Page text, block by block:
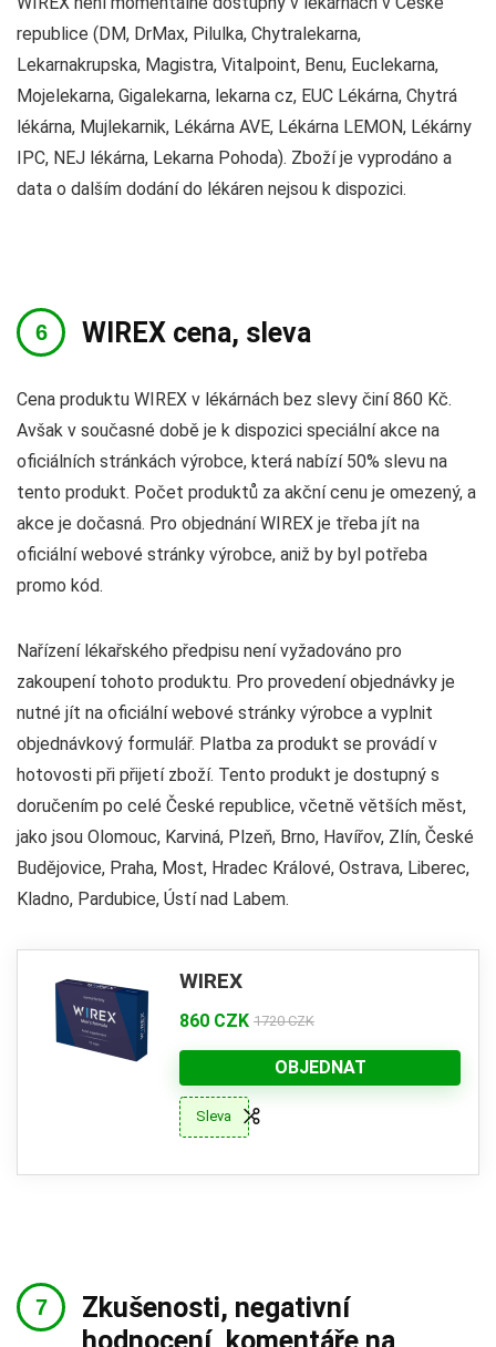
republice (DM, DrMax, Pilulka, Chytralekarna,
Lekarnakrupska, Magistra, Vitalpoint, Benu, Euclekarna,
Mojelekarna, Gigalekarna, lekarna cz, EUC Lékárna, Chytrá
lékárna, Mujlekarnik, Lékárna AVE, Lékárna LEMON, Lékárny
IPC, NEJ lékárna, Lekarna Pohoda). Zboží je vyprodáno a
data o dalším dodání do lékáren nejsou k dispozici.
WIREX cena, sleva
Cena produktu WIREX v lékárnách bez slevy činí 860 Kč.
Avšak v současné době je k dispozici speciální akce na
oficiálních stránkách výrobce, která nabízí 50% slevu na
tento produkt. Počet produktů za akční cenu je omezený, a
akce je dočasná. Pro objednání WIREX je třeba jít na
oficiální webové stránky výrobce, aniž by byl potřeba
promo kód.
Nařízení lékařského předpisu není vyžadováno pro
zakoupení tohoto produktu. Pro provedení objednávky je
nutné jít na oficiální webové stránky výrobce a vyplnit
objednávkový formulář. Platba za produkt se provádí v
hotovosti při přijetí zboží. Tento produkt je dostupný s
doručením po celé České republice, včetně větších měst,
jako jsou Olomouc, Karviná, Plzeň, Brno, Havířov, Zlín, České
Budějovice, Praha, Most, Hradec Králové, Ostrava, Liberec,
Kladno, Pardubice, Ústí nad Labem.
WIREX
860 CZK 1720 CZK
OBJEDNAT
Sleva
Zkušenosti, negativní
hodnocení, komentáře na